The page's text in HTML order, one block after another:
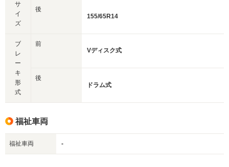
サ
イ
ズ
後
155/65R14
ブ
レ
ー
キ
形
式
前
Vディスク式
後
ドラム式
福祉車両
福祉車両 -